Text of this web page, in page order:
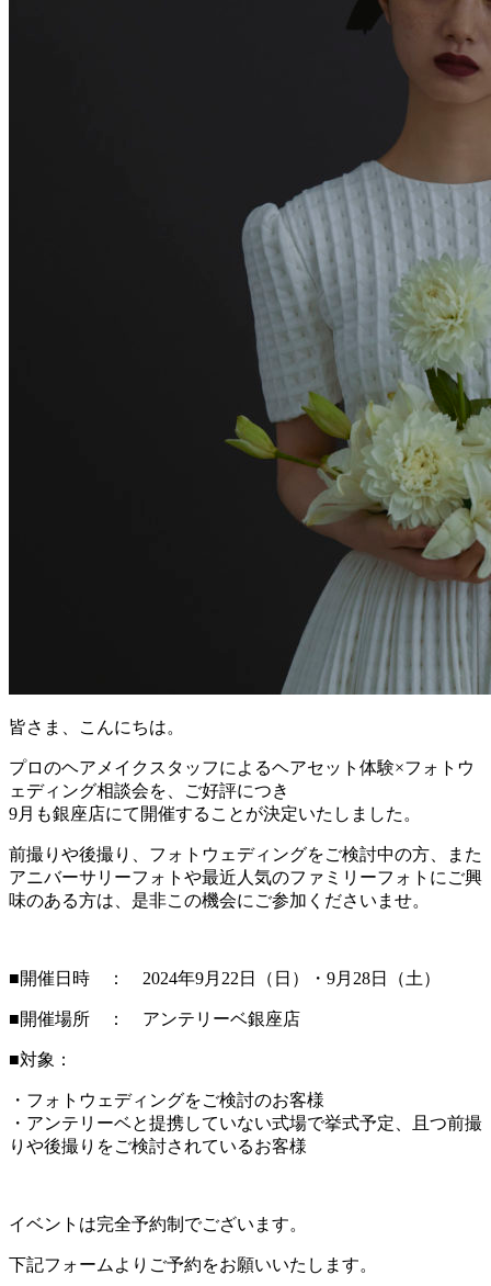
皆さま、こんにちは。
プロのヘアメイクスタッフによるヘアセット体験×フォトウ
ェディング相談会を、ご好評につき
9月も銀座店にて開催することが決定いたしました。
前撮りや後撮り、フォトウェディングをご検討中の方、また
アニバーサリーフォトや最近人気のファミリーフォトにご興
味のある方は、是非この機会にご参加くださいませ。
■開催日時 ： 2024年9月22日（日）・9月28日（土）
■開催場所 ： アンテリーベ銀座店
■対象：
・フォトウェディングをご検討のお客様
・アンテリーベと提携していない式場で挙式予定、且つ前撮
りや後撮りをご検討されているお客様
イベントは完全予約制でございます。
下記フォームよりご予約をお願いいたします。